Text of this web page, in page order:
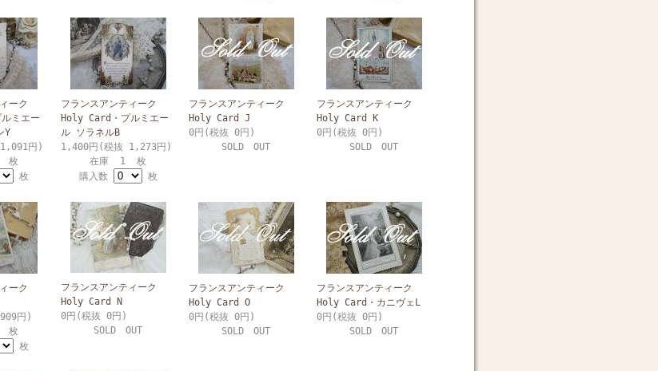
ーク
ミエー
Y
円)
枚
枚
フランスアンティーク
Holy Card・プルミエー
ル ソラネルB
1,400円(税抜 1,273円)
在庫 1 枚
購入数
枚
フランスアンティーク
Holy Card J
0円(税抜 0円)
SOLD OUT
フランスアンティーク
Holy Card K
0円(税抜 0円)
SOLD OUT
ーク
円)
枚
枚
フランスアンティーク
Holy Card N
0円(税抜 0円)
SOLD OUT
フランスアンティーク
Holy Card O
0円(税抜 0円)
SOLD OUT
フランスアンティーク
Holy Card・カニヴェL
0円(税抜 0円)
SOLD OUT